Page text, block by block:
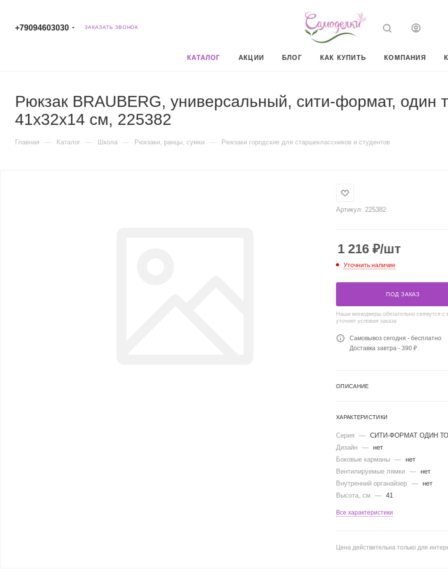
+79094603030 ЗАКАЗАТЬ ЗВОНОК
КАТАЛОГ АКЦИИ БЛОГ КАК КУПИТЬ КОМПАНИЯ
Рюкзак BRAUBERG, универсальный, сити-формат, один
41х32х14 см, 225382
Главная — Каталог — Школа — Рюкзаки, ранцы, сумки — Рюкзаки городские для старшеклассников и студентов
Артикул: 225382
1 216 ₽/шт
Уточнить наличие
ПОД ЗАКАЗ
Наши менеджеры обязательно свяжутся с
уточнят условия заказа
Самовывоз сегодня - бесплатно
Доставка завтра - 390 ₽
ОПИСАНИЕ
ХАРАКТЕРИСТИКИ
Серия — СИТИ-ФОРМАТ ОДИН
Дизайн —
нет
Боковые карманы —
нет
Вентилируемые лямки —
нет
Внутренний органайзер —
нет
Высота, см
— 41
Все характеристики
Цена действительна только для